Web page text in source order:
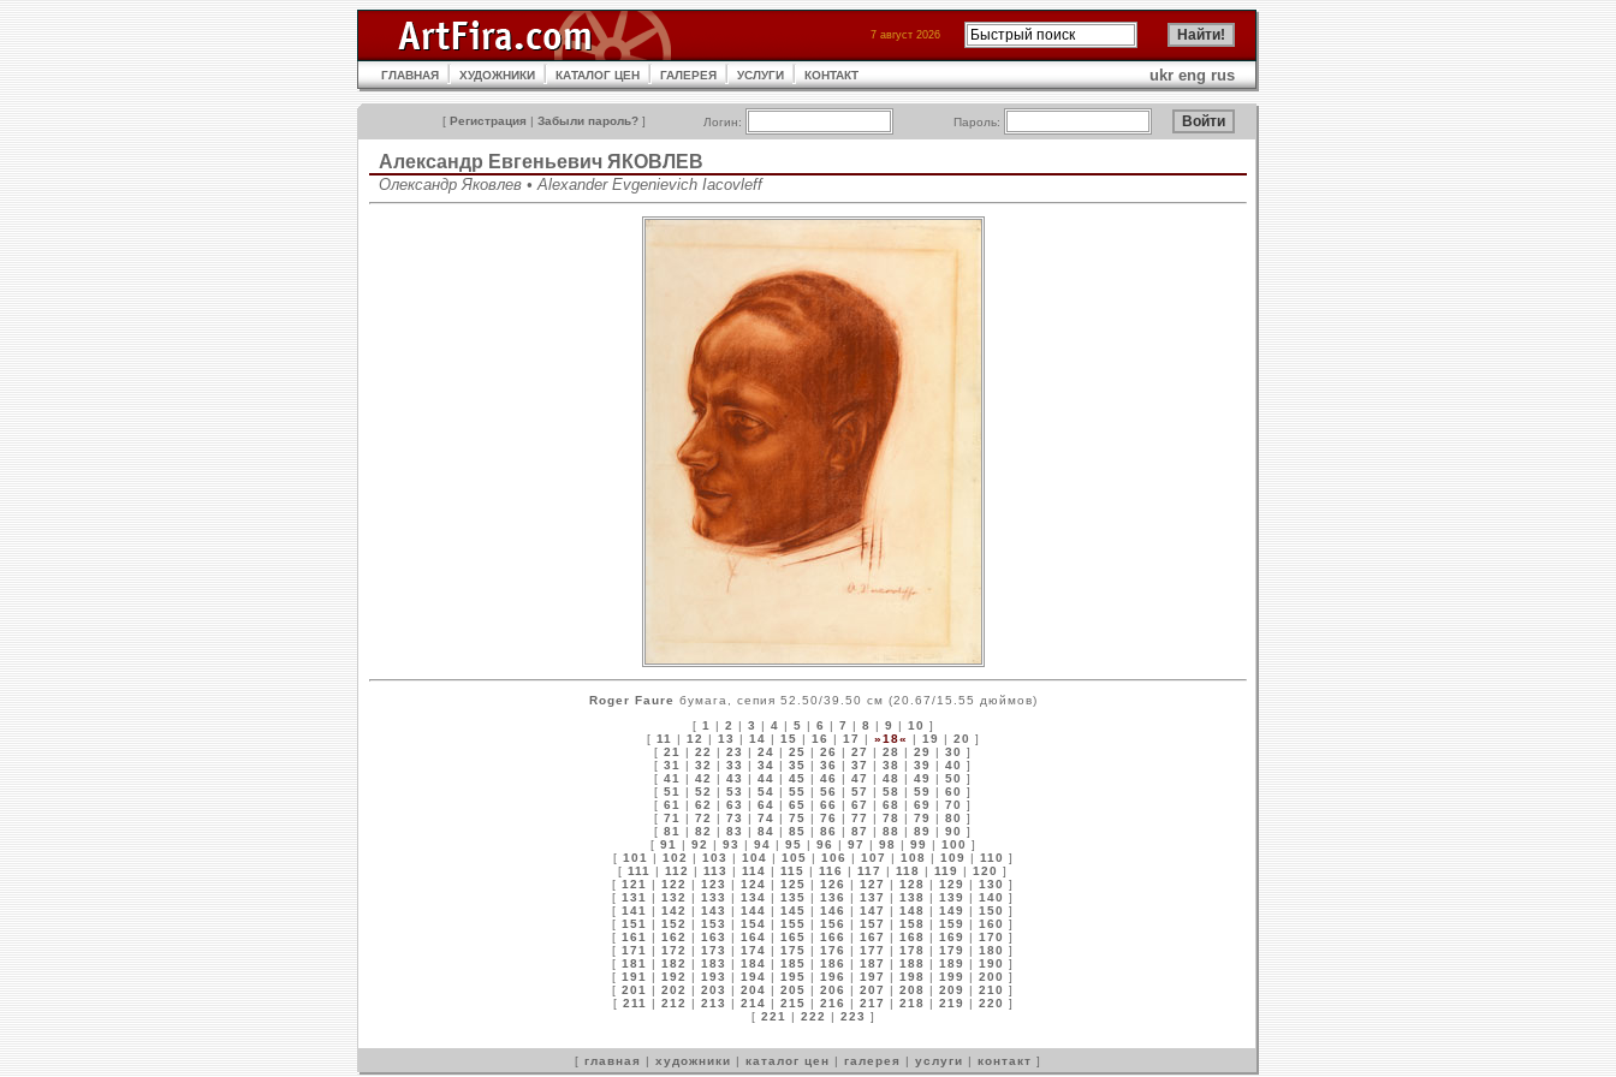
7 август 2026
ГЛАВНАЯ ХУДОЖНИКИ КАТАЛОГ ЦЕН ГАЛЕРЕЯ УСЛУГИ КОНТАКТ ukr eng rus
[ Регистрация | Забыли пароль? ] Логин: Пароль:
Александр Евгеньевич ЯКОВЛЕВ
Олександр Яковлев • Alexander Evgenievich Iacovleff
Roger Faure бумага, сепия 52.50/39.50 см (20.67/15.55 дюймов)
[ 1 | 2 | 3 | 4 | 5 | 6 | 7 | 8 | 9 | 10 ]
[ 11 | 12 | 13 | 14 | 15 | 16 | 17 | »18« | 19 | 20 ]
[ 21 | 22 | 23 | 24 | 25 | 26 | 27 | 28 | 29 | 30 ]
[ 31 | 32 | 33 | 34 | 35 | 36 | 37 | 38 | 39 | 40 ]
[ 41 | 42 | 43 | 44 | 45 | 46 | 47 | 48 | 49 | 50 ]
[ 51 | 52 | 53 | 54 | 55 | 56 | 57 | 58 | 59 | 60 ]
[ 61 | 62 | 63 | 64 | 65 | 66 | 67 | 68 | 69 | 70 ]
[ 71 | 72 | 73 | 74 | 75 | 76 | 77 | 78 | 79 | 80 ]
[ 81 | 82 | 83 | 84 | 85 | 86 | 87 | 88 | 89 | 90 ]
[ 91 | 92 | 93 | 94 | 95 | 96 | 97 | 98 | 99 | 100 ]
[ 101 | 102 | 103 | 104 | 105 | 106 | 107 | 108 | 109 | 110 ]
[ 111 | 112 | 113 | 114 | 115 | 116 | 117 | 118 | 119 | 120 ]
[ 121 | 122 | 123 | 124 | 125 | 126 | 127 | 128 | 129 | 130 ]
[ 131 | 132 | 133 | 134 | 135 | 136 | 137 | 138 | 139 | 140 ]
[ 141 | 142 | 143 | 144 | 145 | 146 | 147 | 148 | 149 | 150 ]
[ 151 | 152 | 153 | 154 | 155 | 156 | 157 | 158 | 159 | 160 ]
[ 161 | 162 | 163 | 164 | 165 | 166 | 167 | 168 | 169 | 170 ]
[ 171 | 172 | 173 | 174 | 175 | 176 | 177 | 178 | 179 | 180 ]
[ 181 | 182 | 183 | 184 | 185 | 186 | 187 | 188 | 189 | 190 ]
[ 191 | 192 | 193 | 194 | 195 | 196 | 197 | 198 | 199 | 200 ]
[ 201 | 202 | 203 | 204 | 205 | 206 | 207 | 208 | 209 | 210 ]
[ 211 | 212 | 213 | 214 | 215 | 216 | 217 | 218 | 219 | 220 ]
[ 221 | 222 | 223 ]
[ главная | художники | каталог цен | галерея | услуги | контакт ]